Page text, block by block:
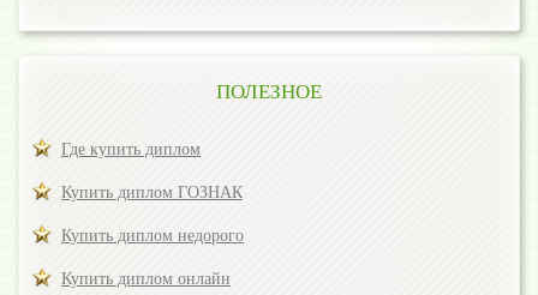
ПОЛЕЗНОЕ
Где купить диплом
Купить диплом ГОЗНАК
Купить диплом недорого
Купить диплом онлайн